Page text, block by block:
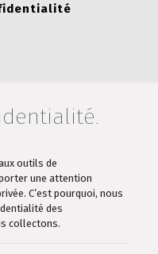
outils de
une attention
C’est pourquoi, nous
des
collectons.